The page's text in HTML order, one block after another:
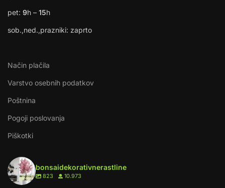
pet: 9h – 15h
sob.,ned.,prazniki: zaprto
Način plačila
Varstvo osebnih podatkov
Poštnina
Pogoji poslovanja
Piškotki
bonsaidekorativnerastline
823 10.973